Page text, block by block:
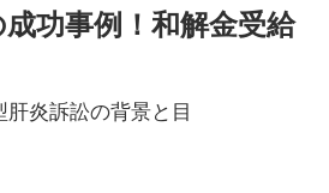
功事例！和解金受給
肝炎訴訟の背景と目